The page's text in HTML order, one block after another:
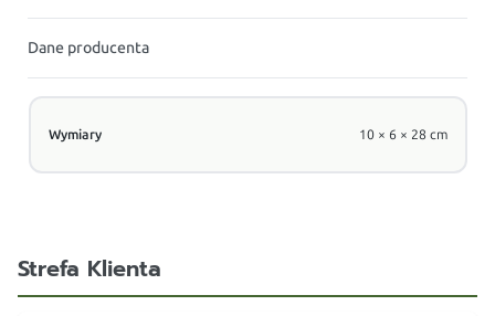
Dane producenta
Wymiary 10 × 6 × 28 cm
Strefa Klienta